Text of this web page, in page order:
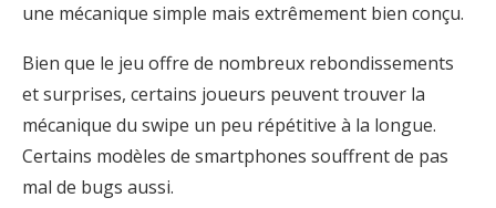
une mécanique simple mais extrêmement bien conçu.
Bien que le jeu offre de nombreux rebondissements
et surprises, certains joueurs peuvent trouver la
mécanique du swipe un peu répétitive à la longue.
Certains modèles de smartphones souffrent de pas
mal de bugs aussi.